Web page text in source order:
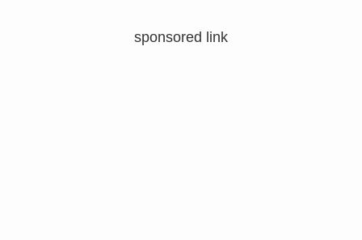
sponsored link